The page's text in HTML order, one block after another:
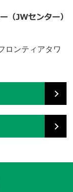
ンティアタワ